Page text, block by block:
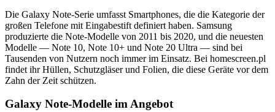
Die Galaxy Note-Serie umfasst Smartphones, die die Kategorie der
großen Telefone mit Eingabestift definiert haben. Samsung
produzierte die Note-Modelle von 2011 bis 2020, und die neuesten
Modelle — Note 10, Note 10+ und Note 20 Ultra — sind bei
Tausenden von Nutzern noch immer im Einsatz. Bei homescreen.pl
findet ihr Hüllen, Schutzgläser und Folien, die diese Geräte vor dem
Zahn der Zeit schützen.
Galaxy Note-Modelle im Angebot